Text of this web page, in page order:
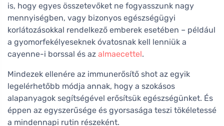
is, hogy egyes összetevőket ne fogyasszunk nagy
mennyiségben, vagy bizonyos egészségügyi
korlátozásokkal rendelkező emberek esetében – például
a gyomorfekélyeseknek óvatosnak kell lenniük a
cayenne-i borssal és az almaecettel.
Mindezek ellenére az immunerősítő shot az egyik
legelérhetőbb módja annak, hogy a szokásos
alapanyagok segítségével erősítsük egészségünket. És
éppen az egyszerűsége és gyorsasága teszi tökéletessé
a mindennapi rutin részeként.